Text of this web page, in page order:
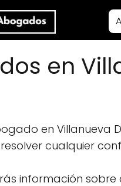
en
en Villanueva
cualquier
información sobre